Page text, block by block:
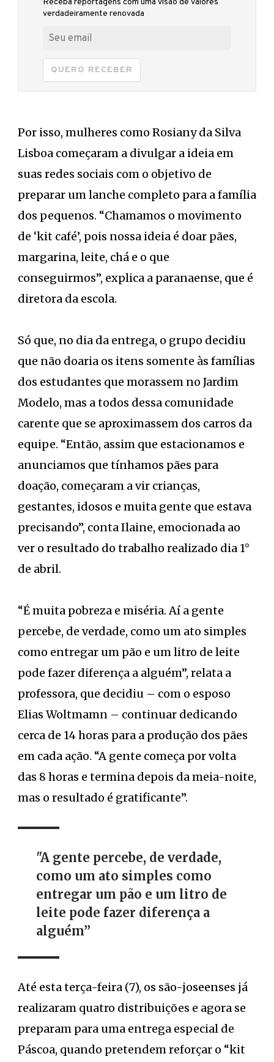
verdadeiramente renovada
QUERO RECEBER
Por isso, mulheres como Rosiany da Silva
Lisboa começaram a divulgar a ideia em
suas redes sociais com o objetivo de
preparar um lanche completo para a família
dos pequenos. “Chamamos o movimento
de ‘kit café’, pois nossa ideia é doar pães,
margarina, leite, chá e o que
conseguirmos”, explica a paranaense, que é
diretora da escola.
Só que, no dia da entrega, o grupo decidiu
que não doaria os itens somente às famílias
dos estudantes que morassem no Jardim
Modelo, mas a todos dessa comunidade
carente que se aproximassem dos carros da
equipe. “Então, assim que estacionamos e
anunciamos que tínhamos pães para
doação, começaram a vir crianças,
gestantes, idosos e muita gente que estava
precisando”, conta Ilaine, emocionada ao
ver o resultado do trabalho realizado dia 1°
de abril.
“É muita pobreza e miséria. Aí a gente
percebe, de verdade, como um ato simples
como entregar um pão e um litro de leite
pode fazer diferença a alguém”, relata a
professora, que decidiu – com o esposo
Elias Woltmamn – continuar dedicando
cerca de 14 horas para a produção dos pães
em cada ação. “A gente começa por volta
das 8 horas e termina depois da meia-noite,
mas o resultado é gratificante”.
"A gente percebe, de verdade,
como um ato simples como
entregar um pão e um litro de
leite pode fazer diferença a
alguém”
Até esta terça-feira (7), os são-joseenses já
realizaram quatro distribuições e agora se
preparam para uma entrega especial de
Páscoa, quando pretendem reforçar o “kit